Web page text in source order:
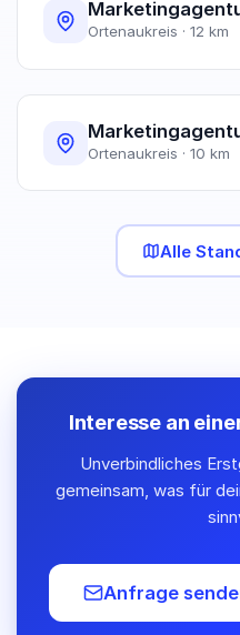
Ortenaukreis · 12 km
Ortenaukreis · 10 km
Alle
Interesse an
Unverbindliches
gemeinsam, was für
Anfrage